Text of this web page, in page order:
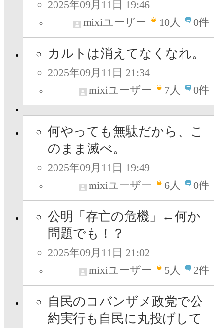
2025年09月11日 19:46
mixiユーザー
10人 0件
カルトは消えてなくなれ。
2025年09月11日 21:34
mixiユーザー
7人 0件
何やっても無駄だから、こ
のまま滅べ。
2025年09月11日 19:49
mixiユーザー
6人 0件
公明「存亡の危機」←何か
問題でも！？
2025年09月11日 21:02
mixiユーザー
5人 2件
自民のコバンザメ政党で公
約実行も自民に丸投げして